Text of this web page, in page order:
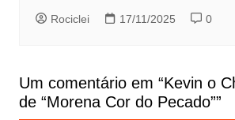
Rociclei 17/11/2025 0
Um comentário em “Kevin o
de “Morena Cor do Pecado””